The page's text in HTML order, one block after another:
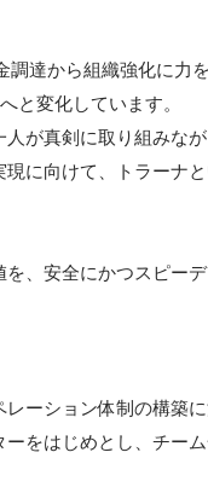
調達から組織強化に
と変化しています。
が真剣に取り組みな
に向けて、トラーナ
、安全にかつスピー
ーション体制の構築
をはじめとし、チー